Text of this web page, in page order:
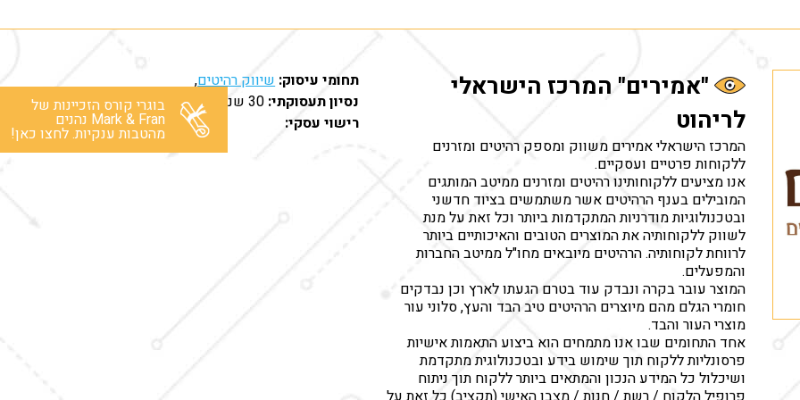
בוגרי קורס הזכיינות של
Mark & Fran נהנים
מהטבות ענקיות. לחצו כאן!
"אמירים" המרכז הישראלי
לריהוט
המרכז הישראלי אמירים משווק ומספק רהיטים ומזרנים
ללקוחות פרטיים ועסקיים.
אנו מציעים ללקוחותינו רהיטים ומזרנים ממיטב המותגים
המובילים בענף הרהיטים אשר משתמשים בציוד חדשני
ובטכנולוגיות מודרניות המתקדמות ביותר וכל זאת על מנת
לשווק ללקוחותיה את המוצרים הטובים והאיכותיים ביותר
לרווחת לקוחותיה. הרהיטים מיובאים מחו"ל ממיטב החברות
והמפעלים.
המוצר עובר בקרה ונבדק עוד בטרם הגעתו לארץ וכן נבדקים
חומרי הגלם מהם מיוצרים הרהיטים טיב הבד והעץ, סלוני עור
מוצרי העור והבד.
אחד התחומים שבו אנו מתמחים הוא ביצוע התאמות אישיות
פרסונליות ללקוח תוך שימוש בידע ובטכנולוגית מתקדמת
ושיכלול כל המידע הנכון והמתאים ביותר ללקוח תוך ניתוח
תחומי עיסוק:שיווק רהיטים,
נסיון תעסוקתי: 30 שנים בתחום
רישוי עסקי: